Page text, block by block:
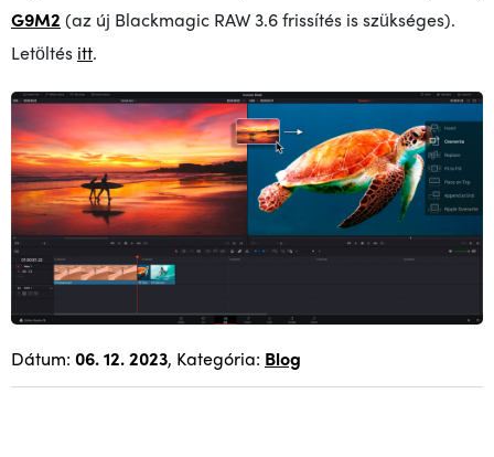
G9M2 (az új Blackmagic RAW 3.6 frissítés is szükséges).
Letöltés itt.
Dátum: 06. 12. 2023, Kategória: Blog